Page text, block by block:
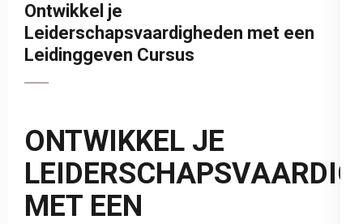
Ontwikkel je
Leiderschapsvaardigheden met een
Leidinggeven Cursus
ONTWIKKEL JE
MET EEN